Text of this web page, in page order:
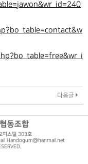
다음글
피스텔 303호
Handogum@hanmail.net